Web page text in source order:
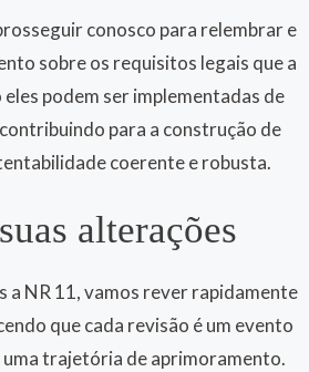
conosco para relembrar e
sobre os requisitos legais que a
podem ser implementadas de
para a construção de
coerente e robusta.
alterações
a NR 11, vamos rever rapidamente
que cada revisão é um evento
uma trajetória de aprimoramento.